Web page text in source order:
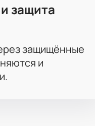
защита
защищённые
и